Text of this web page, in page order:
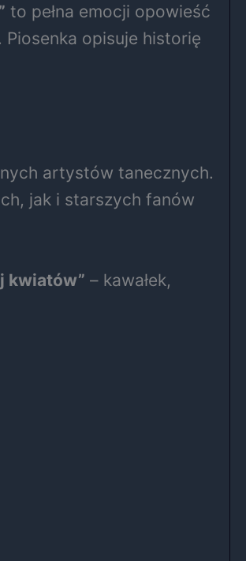
to pełna emocji opowieść
Piosenka opisuje historię
artystów tanecznych.
jak i starszych fanów
kwiatów” – kawałek,